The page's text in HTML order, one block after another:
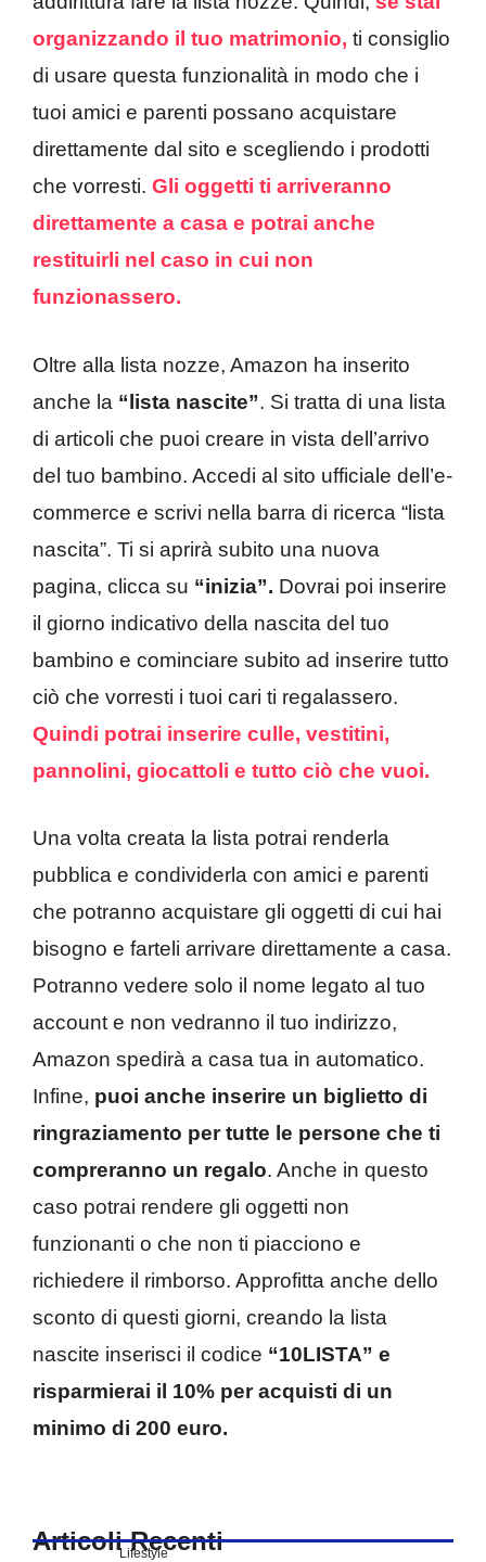
organizzando il tuo matrimonio, ti consiglio
di usare questa funzionalità in modo che i
tuoi amici e parenti possano acquistare
direttamente dal sito e scegliendo i prodotti
che vorresti. Gli oggetti ti arriveranno
direttamente a casa e potrai anche
restituirli nel caso in cui non
funzionassero.
Oltre alla lista nozze, Amazon ha inserito
anche la “lista nascite”. Si tratta di una lista
di articoli che puoi creare in vista dell’arrivo
del tuo bambino. Accedi al sito ufficiale dell’e-
commerce e scrivi nella barra di ricerca “lista
nascita”. Ti si aprirà subito una nuova
pagina, clicca su “inizia”. Dovrai poi inserire
il giorno indicativo della nascita del tuo
bambino e cominciare subito ad inserire tutto
ciò che vorresti i tuoi cari ti regalassero.
Quindi potrai inserire culle, vestitini,
pannolini, giocattoli e tutto ciò che vuoi.
Una volta creata la lista potrai renderla
pubblica e condividerla con amici e parenti
che potranno acquistare gli oggetti di cui hai
bisogno e farteli arrivare direttamente a casa.
Potranno vedere solo il nome legato al tuo
account e non vedranno il tuo indirizzo,
Amazon spedirà a casa tua in automatico.
Infine, puoi anche inserire un biglietto di
ringraziamento per tutte le persone che ti
compreranno un regalo. Anche in questo
caso potrai rendere gli oggetti non
funzionanti o che non ti piacciono e
richiedere il rimborso. Approfitta anche dello
sconto di questi giorni, creando la lista
nascite inserisci il codice “10LISTA” e
risparmierai il 10% per acquisti di un
minimo di 200 euro.
Articoli Recenti
Lifestyle